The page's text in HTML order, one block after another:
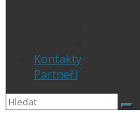
Kontakty
Partneři